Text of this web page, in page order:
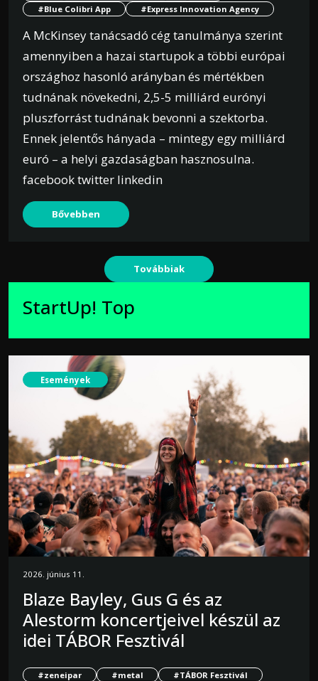
#Blue Colibri App
#Express Innovation Agency
A McKinsey tanácsadó cég tanulmánya szerint
amennyiben a hazai startupok a többi európai
országhoz hasonló arányban és mértékben
tudnának növekedni, 2,5-5 milliárd eurónyi
pluszforrást tudnának bevonni a szektorba.
Ennek jelentős hányada – mintegy egy milliárd
euró – a helyi gazdaságban hasznosulna.
facebook twitter linkedin
Bővebben
Továbbiak
StartUp! Top
Események
2026. június 11.
Blaze Bayley, Gus G és az
Alestorm koncertjeivel készül az
idei TÁBOR Fesztivál
#zeneipar #metal
#TÁBOR Fesztivál